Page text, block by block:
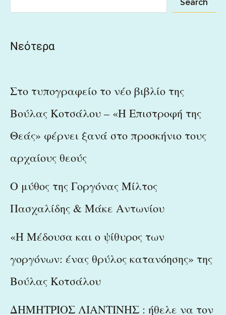
Search
Νεότερα
Στο τυπογραφείο το νέο βιβλίο της
Βούλας Κοτσάλου – «Η Επιστροφή της
Θεάς» φέρνει ξανά στο προσκήνιο τους
αρχαίους θεούς
Ο μύθος της Γοργόνας Μίλτος
Πασχαλίδης & Μάκε Αντωνίου
«Η Μέδουσα και ο ψίθυρος των
γοργόνων: ένας θρύλος κατανόησης» της
Βούλας Κοτσάλου
ΔΗΜΗΤΡΙΟΣ ΛΙΑΝΤΙΝΗΣ : ήθελε να τον